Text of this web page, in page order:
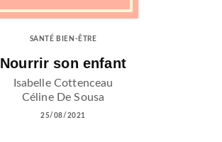
SANTÉ BIEN-ÊTRE
Nourrir son enfant
Isabelle Cottenceau
Céline De Sousa
25/08/2021